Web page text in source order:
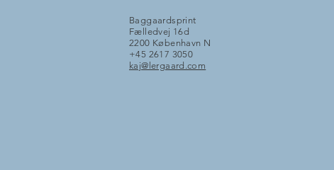
Baggaardsprint
Fælledvej 16d
2200 København N
+45 2617 3050
kaj@lergaard.com